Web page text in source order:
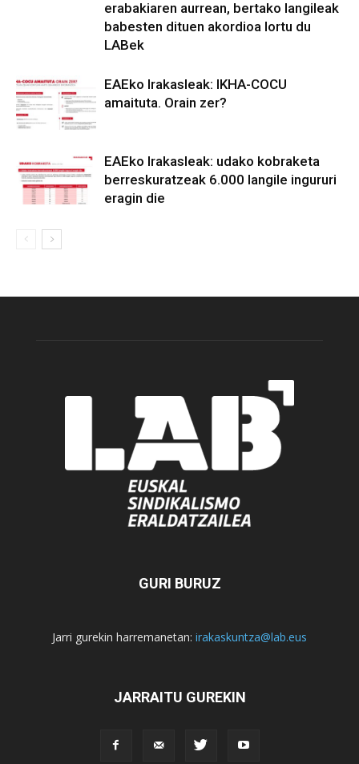
erabakiaren aurrean, bertako langileak
babesten dituen akordioa lortu du
LABek
EAEko Irakasleak: IKHA-COCU
amaituta. Orain zer?
EAEko Irakasleak: udako kobraketa
berreskuratzeak 6.000 langile ingururi
eragin die
GURI BURUZ
Jarri gurekin harremanetan: irakaskuntza@lab.eus
JARRAITU GUREKIN